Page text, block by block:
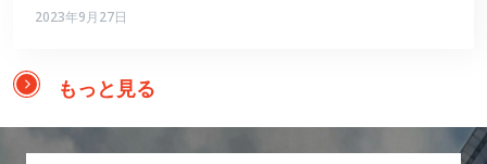
2023年9月27日
もっと見る